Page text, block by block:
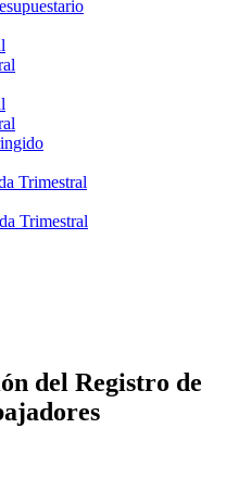
Trimestral
Trimestral
del Registro de